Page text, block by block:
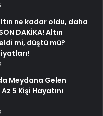
ne kadar oldu, daha
DAKİKA! Altın
mi, düştü mü?
Meydana Gelen
5 Kişi Hayatını